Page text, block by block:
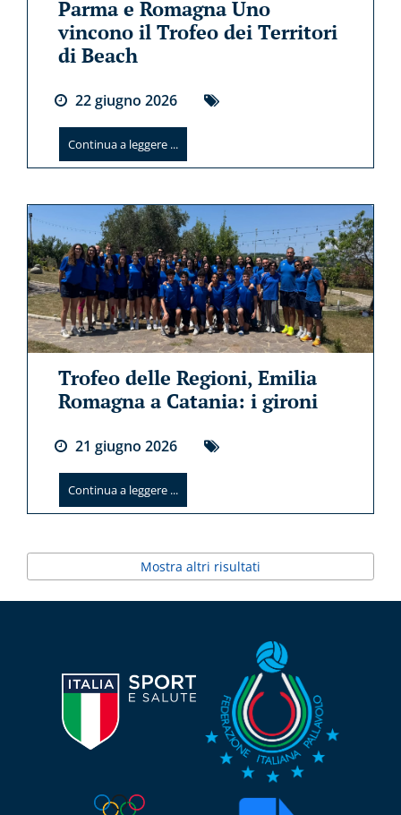
Parma e Romagna Uno
vincono il Trofeo dei Territori
di Beach
22giugno 2026
Continua a leggere ...
Trofeo delle Regioni, Emilia
Romagna a Catania: i gironi
21 giugno 2026
Continua a leggere ...
Mostra altri risultati